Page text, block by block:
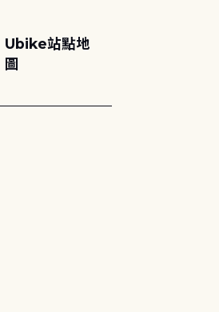
Ubike站點地
圖